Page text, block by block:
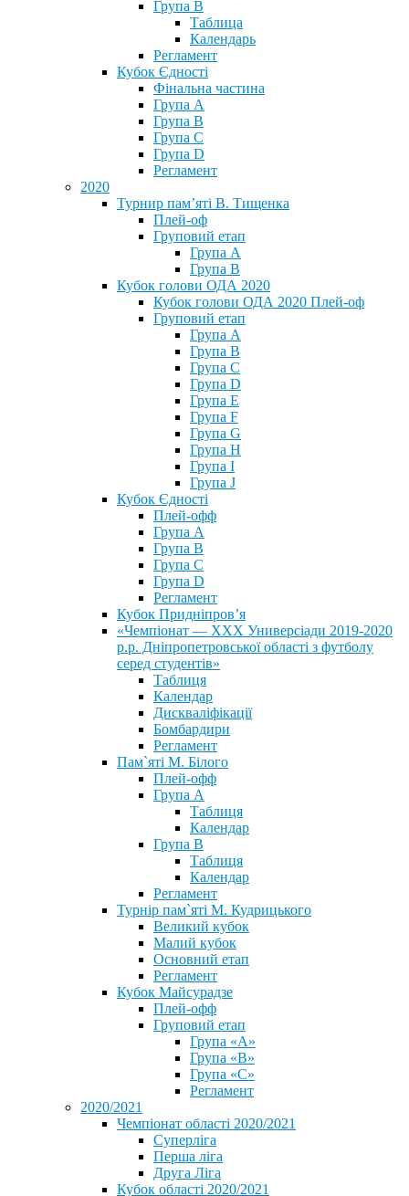
Група В
Таблица
Календарь
Регламент
Кубок Єдності
Фінальна частина
Група А
Група В
Група С
Група D
Регламент
2020
Турнир пам’яті В. Тищенка
Плей-оф
Груповий етап
Група А
Група В
Кубок голови ОДА 2020
Кубок голови ОДА 2020 Плей-оф
Груповий етап
Група A
Група B
Група C
Група D
Група E
Група F
Група G
Група H
Група I
Група J
Кубок Єдності
Плей-офф
Група А
Група В
Група С
Група D
Регламент
Кубок Придніпров’я
«Чемпіонат — ХХХ Универсіади 2019-2020
р.р. Дніпропетровської області з футболу
серед студентів»
Таблиця
Календар
Дискваліфікації
Бомбардири
Регламент
Пам`яті М. Білого
Плей-офф
Група А
Таблиця
Календар
Група В
Таблиця
Календар
Регламент
Турнір пам`яті М. Кудрицького
Великий кубок
Малий кубок
Основний етап
Регламент
Кубок Майсурадзе
Плей-офф
Груповий етап
Група «А»
Група «B»
Група «C»
Регламент
2020/2021
Чемпіонат області 2020/2021
Суперліга
Перша ліга
Друга Ліга
Кубок області 2020/2021